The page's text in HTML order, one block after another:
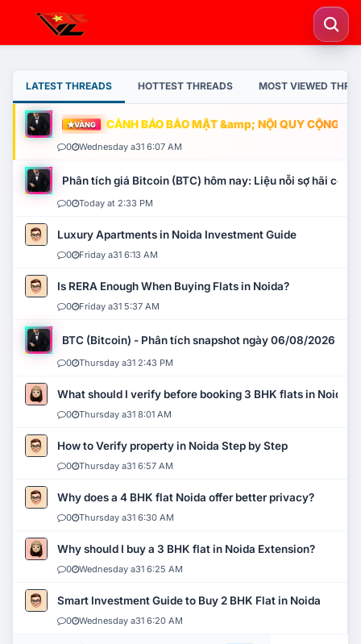
LATEST THREADS HOTTEST THREADS MOST VIEWED
VÀNG CẢNH BÁO BẢO MẬT &amp; NỘI QUY CỘNG
0 Wednesday a31 6:07 AM
Phân tích giá Bitcoin (BTC) hôm nay: Liệu nỗi sợ hãi có
0 Today at 2:33 PM
Luxury Apartments in Noida Investment Guide
0 Friday a31 6:13 AM
Is RERA Enough When Buying Flats in Noida?
0 Friday a31 5:37 AM
BTC (Bitcoin) - Phân tích snapshot ngày 06/08/2026
0 Thursday a31 2:43 PM
What should I verify before booking 3 BHK flats in Noida?
0 Thursday a31 8:01 AM
How to Verify property in Noida Step by Step
0 Thursday a31 6:57 AM
Why does a 4 BHK flat Noida offer better privacy?
0 Thursday a31 6:30 AM
Why should I buy a 3 BHK flat in Noida Extension?
0 Wednesday a31 6:25 AM
Smart Investment Guide to Buy 2 BHK Flat in Noida
0 Wednesday a31 6:20 AM